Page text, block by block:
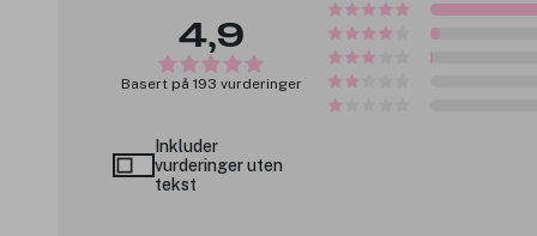
4,9
Basert på 193 vurderinger
Inkluder
vurderinger uten
tekst